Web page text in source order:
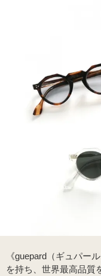
《guepard（ギュパー
を持ち、世界最高品質